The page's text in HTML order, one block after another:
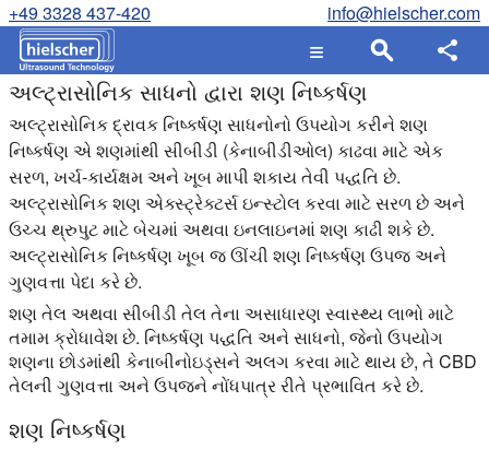
+49 3328 437-420 info@hielscher.com
અલ્ટ્રાસોનિક સાધનો દ્વારા શણ નિષ્કર્ષણ
અલ્ટ્રાસોનિક દ્રાવક નિષ્કર્ષણ સાધનોનો ઉપયોગ કરીને શણ
નિષ્કર્ષણ એ શણમાંથી સીબીડી (કેનાબીડીઓલ) કાઢવા માટે એક
સરળ, ખર્ચ-કાર્યક્ષમ અને ખૂબ માપી શકાય તેવી પદ્ધતિ છે.
અલ્ટ્રાસોનિક શણ એક્સ્ટ્રેક્ટર્સ ઇન્સ્ટોલ કરવા માટે સરળ છે અને
ઉચ્ચ થ્રુપુટ માટે બેચમાં અથવા ઇનલાઇનમાં શણ કાઢી શકે છે.
અલ્ટ્રાસોનિક નિષ્કર્ષણ ખૂબ જ ઊંચી શણ નિષ્કર્ષણ ઉપજ અને
ગુણવત્તા પેદા કરે છે.
શણ તેલ અથવા સીબીડી તેલ તેના અસાધારણ સ્વાસ્થ્ય લાભો માટે
તમામ ક્રોધાવેશ છે. નિષ્કર્ષણ પદ્ધતિ અને સાધનો, જેનો ઉપયોગ
શણના છોડમાંથી કેનાબીનોઇડ્સને અલગ કરવા માટે થાય છે, તે CBD
તેલની ગુણવત્તા અને ઉપજને નોંધપાત્ર રીતે પ્રભાવિત કરે છે.
શણ નિષ્કર્ષણ